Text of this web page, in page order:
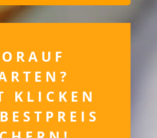
KLICKEN